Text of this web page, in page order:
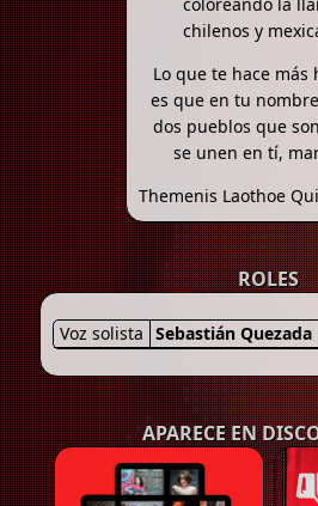
chilenos y
Lo que te hace más
es que en tu
dos pueblos que
se unen en tí,
Themenis Laothoe
ROLES
Voz solista Sebastián Quezada
APARECE EN